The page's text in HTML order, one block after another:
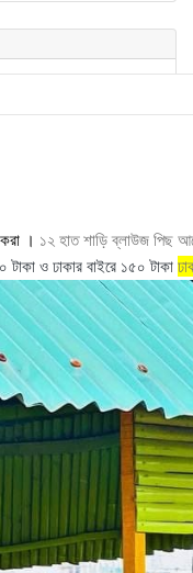
। ১২ হাত শাড়ি ব্লাউজ পিছ
টাকা ও ঢাকার বাইরে ১৫০ টাকা